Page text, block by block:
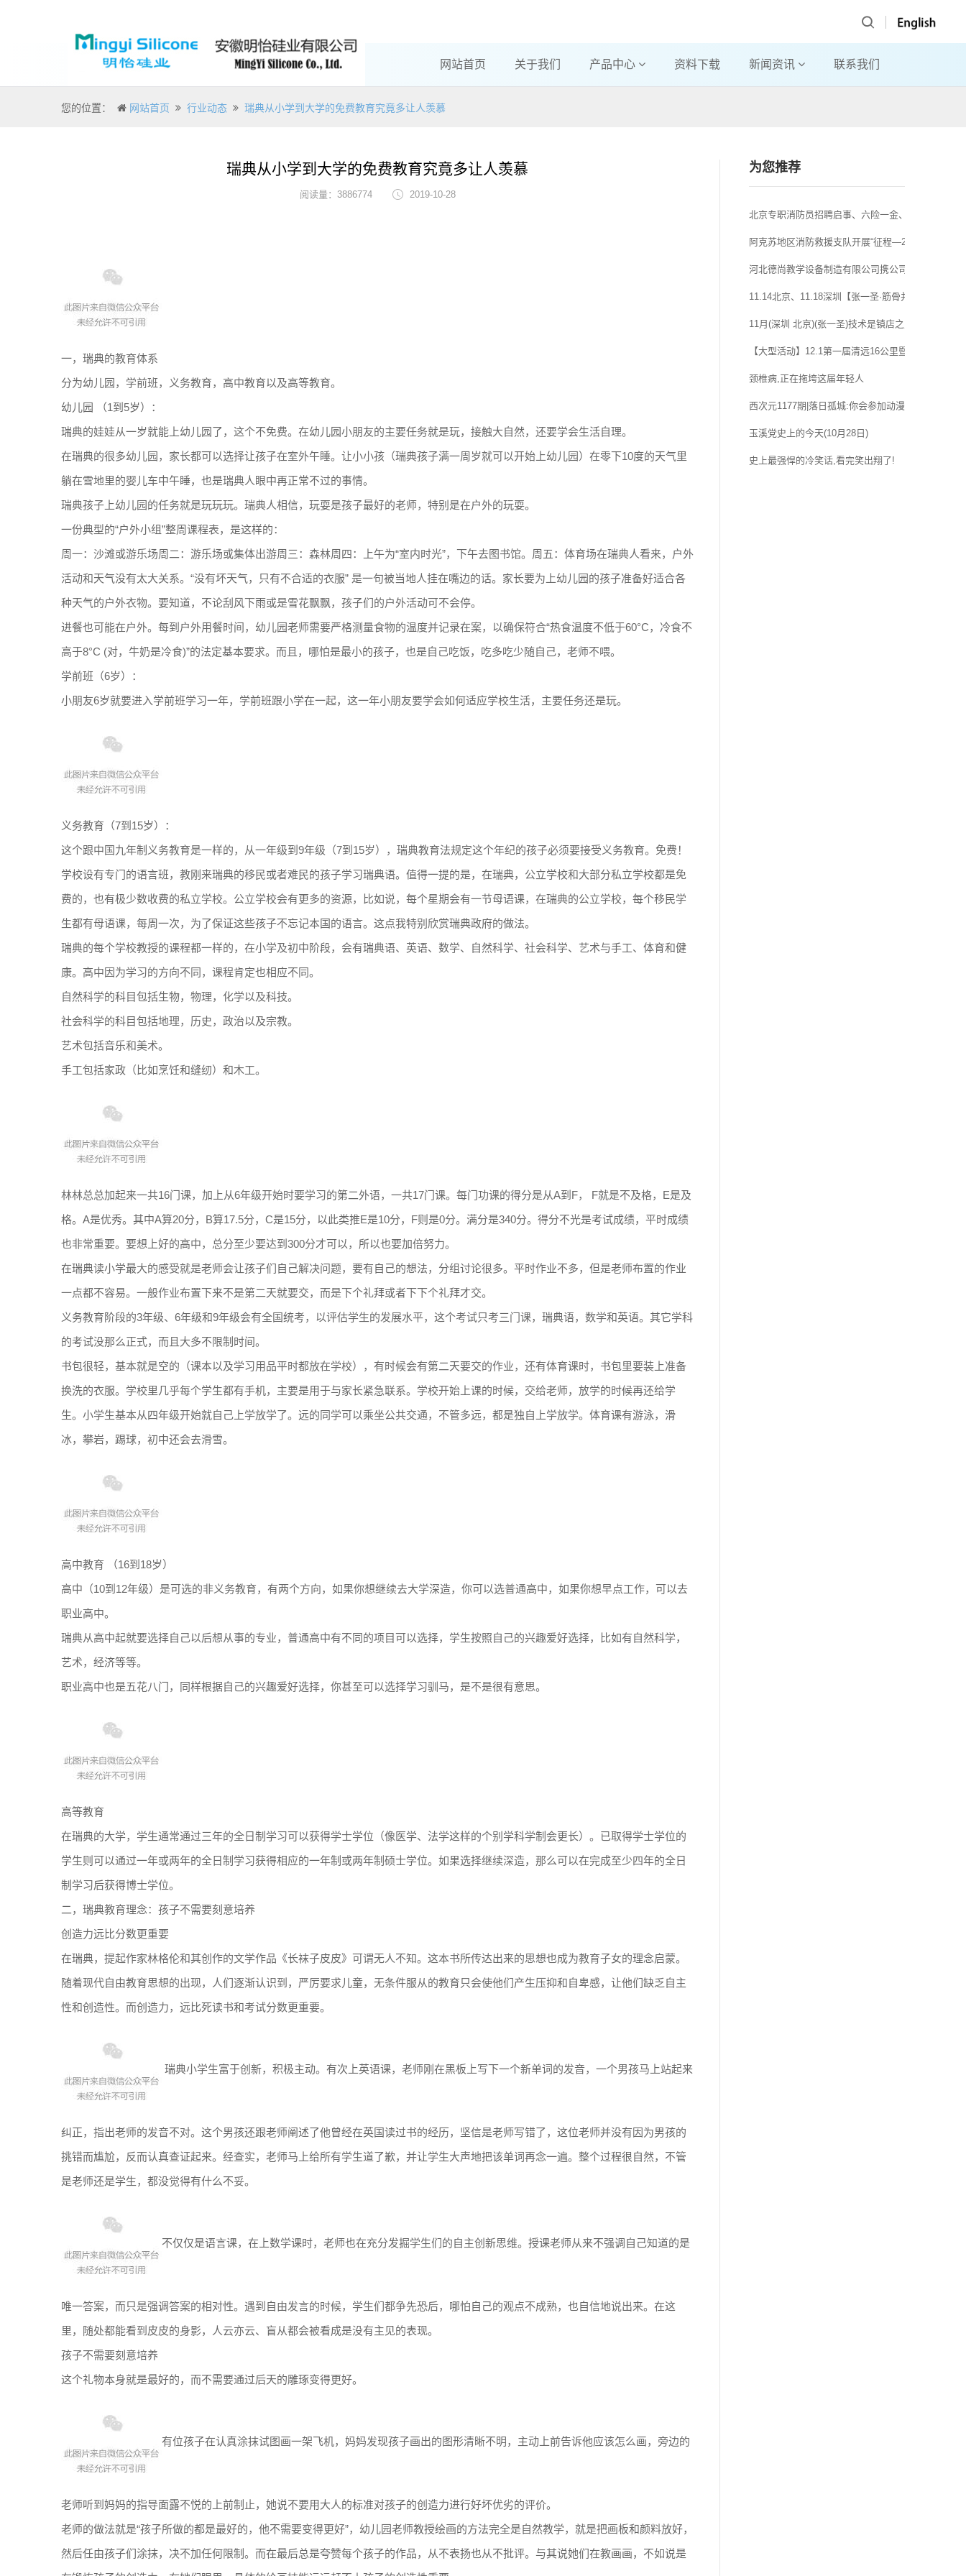
网站首页 关于我们 产品中心 资料下载 新闻资讯 联系我们
您的位置： 网站首页 行业动态 瑞典从小学到大学的免费教育究竟多让人羡慕
瑞典从小学到大学的免费教育究竟多让人羡慕
阅读量：3886774 2019-10-28
一，瑞典的教育体系
分为幼儿园，学前班，义务教育，高中教育以及高等教育。
幼儿园 （1到5岁）：
瑞典的娃娃从一岁就能上幼儿园了，这个不免费。在幼儿园小朋友的主要任务就是玩，接触大自然，还要学会生活自理。
在瑞典的很多幼儿园，家长都可以选择让孩子在室外午睡。让小小孩（瑞典孩子满一周岁就可以开始上幼儿园）在零下10度的天气里
躺在雪地里的婴儿车中午睡，也是瑞典人眼中再正常不过的事情。
瑞典孩子上幼儿园的任务就是玩玩玩。瑞典人相信，玩耍是孩子最好的老师，特别是在户外的玩耍。
一份典型的“户外小组”整周课程表，是这样的：
周一：沙滩或游乐场周二：游乐场或集体出游周三：森林周四：上午为“室内时光”，下午去图书馆。周五：体育场在瑞典人看来，户外
活动和天气没有太大关系。“没有坏天气，只有不合适的衣服” 是一句被当地人挂在嘴边的话。家长要为上幼儿园的孩子准备好适合各
种天气的户外衣物。要知道，不论刮风下雨或是雪花飘飘，孩子们的户外活动可不会停。
进餐也可能在户外。每到户外用餐时间，幼儿园老师需要严格测量食物的温度并记录在案，以确保符合“热食温度不低于60°C，冷食不
高于8°C (对，牛奶是冷食)”的法定基本要求。而且，哪怕是最小的孩子，也是自己吃饭，吃多吃少随自己，老师不喂。
学前班（6岁）：
小朋友6岁就要进入学前班学习一年，学前班跟小学在一起，这一年小朋友要学会如何适应学校生活，主要任务还是玩。
义务教育（7到15岁）：
这个跟中国九年制义务教育是一样的，从一年级到9年级（7到15岁），瑞典教育法规定这个年纪的孩子必须要接受义务教育。免费！
学校设有专门的语言班，教刚来瑞典的移民或者难民的孩子学习瑞典语。值得一提的是，在瑞典，公立学校和大部分私立学校都是免
费的，也有极少数收费的私立学校。公立学校会有更多的资源，比如说，每个星期会有一节母语课，在瑞典的公立学校，每个移民学
生都有母语课，每周一次，为了保证这些孩子不忘记本国的语言。这点我特别欣赏瑞典政府的做法。
瑞典的每个学校教授的课程都一样的，在小学及初中阶段，会有瑞典语、英语、数学、自然科学、社会科学、艺术与手工、体育和健
康。高中因为学习的方向不同，课程肯定也相应不同。
自然科学的科目包括生物，物理，化学以及科技。
社会科学的科目包括地理，历史，政治以及宗教。
艺术包括音乐和美术。
手工包括家政（比如烹饪和缝纫）和木工。
林林总总加起来一共16门课，加上从6年级开始时要学习的第二外语，一共17门课。每门功课的得分是从A到F， F就是不及格，E是及
格。A是优秀。其中A算20分，B算17.5分，C是15分，以此类推E是10分，F则是0分。满分是340分。得分不光是考试成绩，平时成绩
也非常重要。要想上好的高中，总分至少要达到300分才可以，所以也要加倍努力。
在瑞典读小学最大的感受就是老师会让孩子们自己解决问题，要有自己的想法，分组讨论很多。平时作业不多，但是老师布置的作业
一点都不容易。一般作业布置下来不是第二天就要交，而是下个礼拜或者下下个礼拜才交。
义务教育阶段的3年级、6年级和9年级会有全国统考，以评估学生的发展水平，这个考试只考三门课，瑞典语，数学和英语。其它学科
的考试没那么正式，而且大多不限制时间。
书包很轻，基本就是空的（课本以及学习用品平时都放在学校），有时候会有第二天要交的作业，还有体育课时，书包里要装上准备
换洗的衣服。学校里几乎每个学生都有手机，主要是用于与家长紧急联系。学校开始上课的时候，交给老师，放学的时候再还给学
生。小学生基本从四年级开始就自己上学放学了。远的同学可以乘坐公共交通，不管多远，都是独自上学放学。体育课有游泳，滑
冰，攀岩，踢球，初中还会去滑雪。
高中教育 （16到18岁）
高中（10到12年级）是可选的非义务教育，有两个方向，如果你想继续去大学深造，你可以选普通高中，如果你想早点工作，可以去
职业高中。
瑞典从高中起就要选择自己以后想从事的专业，普通高中有不同的项目可以选择，学生按照自己的兴趣爱好选择，比如有自然科学，
艺术，经济等等。
职业高中也是五花八门，同样根据自己的兴趣爱好选择，你甚至可以选择学习驯马，是不是很有意思。
高等教育
在瑞典的大学，学生通常通过三年的全日制学习可以获得学士学位（像医学、法学这样的个别学科学制会更长）。已取得学士学位的
学生则可以通过一年或两年的全日制学习获得相应的一年制或两年制硕士学位。如果选择继续深造，那么可以在完成至少四年的全日
制学习后获得博士学位。
二，瑞典教育理念：孩子不需要刻意培养
创造力远比分数更重要
在瑞典，提起作家林格伦和其创作的文学作品《长袜子皮皮》可谓无人不知。这本书所传达出来的思想也成为教育子女的理念启蒙。
随着现代自由教育思想的出现，人们逐渐认识到，严厉要求儿童，无条件服从的教育只会使他们产生压抑和自卑感，让他们缺乏自主
性和创造性。而创造力，远比死读书和考试分数更重要。
瑞典小学生富于创新，积极主动。有次上英语课，老师刚在黑板上写下一个新单词的发音，一个男孩马上站起来
纠正，指出老师的发音不对。这个男孩还跟老师阐述了他曾经在英国读过书的经历，坚信是老师写错了，这位老师并没有因为男孩的
挑错而尴尬，反而认真查证起来。经查实，老师马上给所有学生道了歉，并让学生大声地把该单词再念一遍。整个过程很自然，不管
是老师还是学生，都没觉得有什么不妥。
不仅仅是语言课，在上数学课时，老师也在充分发掘学生们的自主创新思维。授课老师从来不强调自己知道的是
唯一答案，而只是强调答案的相对性。遇到自由发言的时候，学生们都争先恐后，哪怕自己的观点不成熟，也自信地说出来。在这
里，随处都能看到皮皮的身影，人云亦云、盲从都会被看成是没有主见的表现。
孩子不需要刻意培养
这个礼物本身就是最好的，而不需要通过后天的雕琢变得更好。
有位孩子在认真涂抹试图画一架飞机，妈妈发现孩子画出的图形清晰不明，主动上前告诉他应该怎么画，旁边的
老师听到妈妈的指导面露不悦的上前制止，她说不要用大人的标准对孩子的创造力进行好坏优劣的评价。
老师的做法就是“孩子所做的都是最好的，他不需要变得更好”，幼儿园老师教授绘画的方法完全是自然教学，就是把画板和颜料放好，
然后任由孩子们涂抹，决不加任何限制。而在最后总是夸赞每个孩子的作品，从不表扬也从不批评。与其说她们在教画画，不如说是
为您推荐
北京专职消防员招聘启事、六险一金、节假日福利....
阿克苏地区消防救援支队开展“征程—2019”体技能比
河北德尚教学设备制造有限公司携公司幼教设备产
11.14北京、11.18深圳【张一圣·筋骨并重】技术是
11月(深圳 北京)(张一圣)技术是镇店之宝!他的正骨
【大型活动】12.1第一届清远16公里暨田野绿世界
颈椎病,正在拖垮这届年轻人
西次元1177期|落日孤城:你会参加动漫社团还是选择
玉溪党史上的今天(10月28日)
史上最强悍的冷笑话,看完笑出翔了!